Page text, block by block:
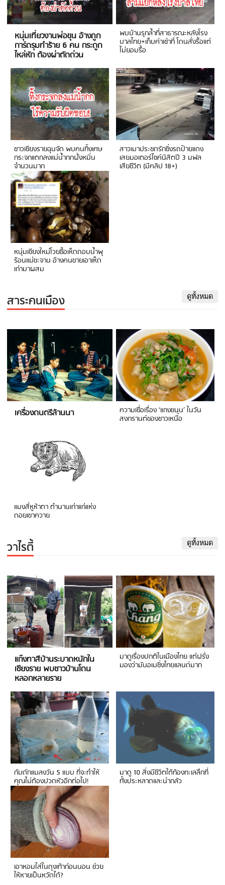
หนุ่มเที่ยวงานพ่อขุน อ้างถูก
การ์ดรุมทำร้าย 6 คน กระดูก
ไหล่หัก ต้องผ่าตัดด่วน
พบบ้านรุกล้ำที่สาธารณะหลังโรง
บาลไทย+เก็บค่าเช่าที่ โดนสั่งรื้อแต่
ไม่ยอมรื้อ
ชาวเชียงรายฉุนจัด พบคนทิ้งเศษ
กระจกแตกลงแม่น้ำกกฝั่งหมิ่น
จำนวนมาก
สาวเมาประชดรักซิ่งรถป้ายแดง
เสยมอเตอร์ไซค์นิสิตปี 3 มฟล
เสียชีวิต (มีคลิป 18+)
หนุ่มเชียงใหม่โวยซื้อเห็ดถอบน้ำพุ
ร้อนแม่ขะจาน อ้างคนขายเอาเห็ด
เก่ามาผสม
สาระคนเมือง ดูทั้งหมด
เครื่องดนตรีล้านนา ความเชื่อเรื่อง ‘แกงขนุน’ ในวัน
สงกรานต์ของชาวเหนือ
แมงสี่หูห้าตา ตำนานเก่าแก่แห่ง
ดอยเขาควาย
วาไรตี้ ดูทั้งหมด
แก๊งทาสีบ้านระบาดหนักใน
เชียงราย พบชาวบ้านโดน
หลอกหลายราย
มาดูเรื่องปกติในเมืองไทย แต่ฝรั่ง
มองว่ามันอเมซิ่งไทยแลนด์มาก
กับดักแมลงวัน 5 แบบ ที่จะทำให้
คุณไม่ต้องปวดหัวอีกต่อไป!
มาดู 10 สิ่งมีชีวิตใต้ท้องทะเลลึกที่
ทั้งประหลาดและน่ากลัว
เอาหอมใส่ในถุงเท้าก่อนนอน ช่วย
ให้หายเป็นหวัดได้?